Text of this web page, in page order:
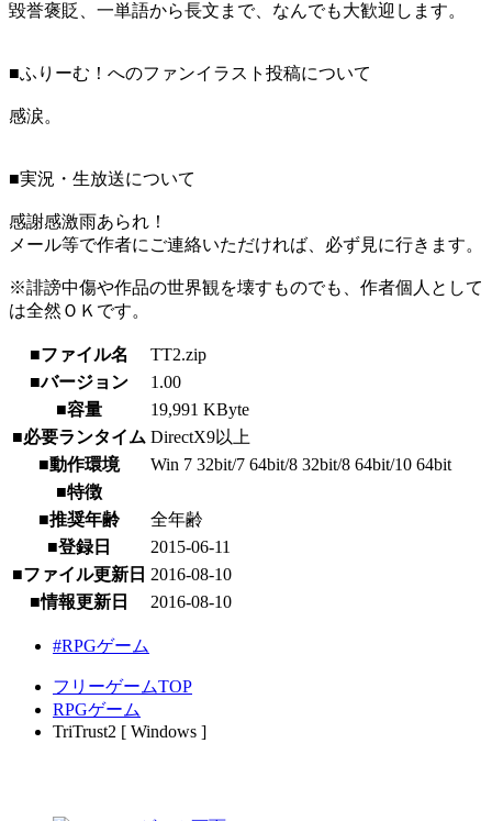
毀誉褒貶、一単語から長文まで、なんでも大歓迎します。
■ふりーむ！へのファンイラスト投稿について
感涙。
■実況・生放送について
感謝感激雨あられ！
メール等で作者にご連絡いただければ、必ず見に行きます。
※誹謗中傷や作品の世界観を壊すものでも、作者個人として
は全然ＯＫです。
■ファイル名
TT2.zip
■バージョン
1.00
■容量
19,991 KByte
■必要ランタイム DirectX9以上
■動作環境
Win 7 32bit/7 64bit/8 32bit/8 64bit/10 64bit
■特徴
■推奨年齢
全年齢
■登録日
2015-06-11
■ファイル更新日 2016-08-10
■情報更新日
2016-08-10
#RPGゲーム
フリーゲームTOP
RPGゲーム
TriTrust2 [ Windows ]